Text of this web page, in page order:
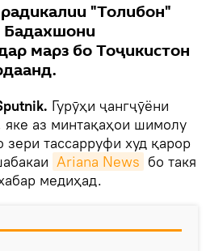
"Толибон"
Бадахшони
марз бо Тоҷикистон
Гурӯҳи ҷангҷӯёни
яке аз минтақаҳои шимолу
тассарруфи худ қарор
Ariana News бо такя
медиҳад.